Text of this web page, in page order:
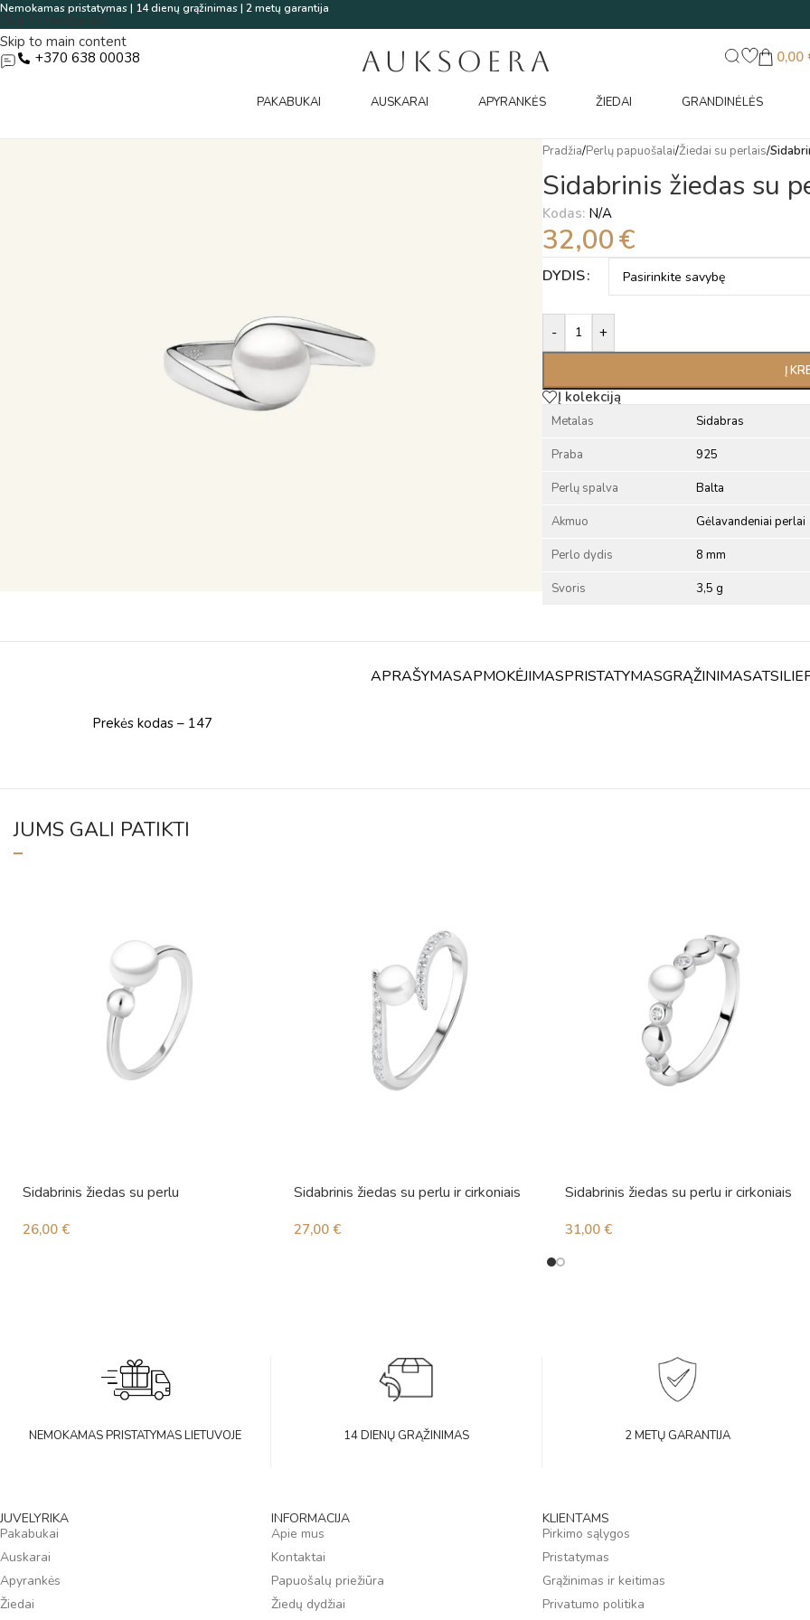
Skip to navigation
Skip to main content
Nemokamas pristatymas | 14 dienų grąžinimas | 2 metų garantija
+370 638 00038 AUKSOERA 0,00
PAKABUKAI AUSKARAI APYRANKĖS ŽIEDAI GRANDINĖLĖS
Pradžia/Perlų papuošalai/Žiedai su perlais/
Sidabrinis žiedas su
Kodas: N/A
32,00€
DYDIS
- +
Į
Alternative:
Į kolekciją
Metalas Sidabras
Praba 925
Perlų spalva Balta
Akmuo Gėlavandeniai perlai
Perlo dydis 8 mm
Svoris 3,5 g
APRAŠYMASAPMOKĖJIMASPRISTATYMASGRĄŽINIMAS
Prekės kodas – 147
JUMS GALI PATIKTI
Sidabrinis žiedas su perlu
26,00 €
Sidabrinis žiedas su perlu ir cirkoniais
27,00 €
Sidabrinis žiedas su perlu ir cirkoniais
31,00 €
NEMOKAMAS PRISTATYMAS LIETUVOJE 14 DIENŲ GRĄŽINIMAS 2 METŲ GARANTIJA
JUVELYRIKA
Pakabukai
Auskarai
Apyrankės
Žiedai
INFORMACIJA
Apie mus
Kontaktai
Papuošalų priežiūra
Žiedų dydžiai
KLIENTAMS
Pirkimo sąlygos
Pristatymas
Grąžinimas ir keitimas
Privatumo politika